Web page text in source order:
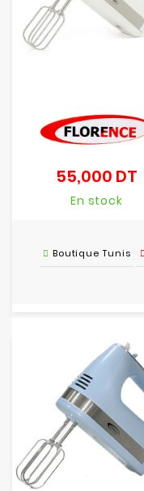
55,000 DT
En stock
Boutique Tunis